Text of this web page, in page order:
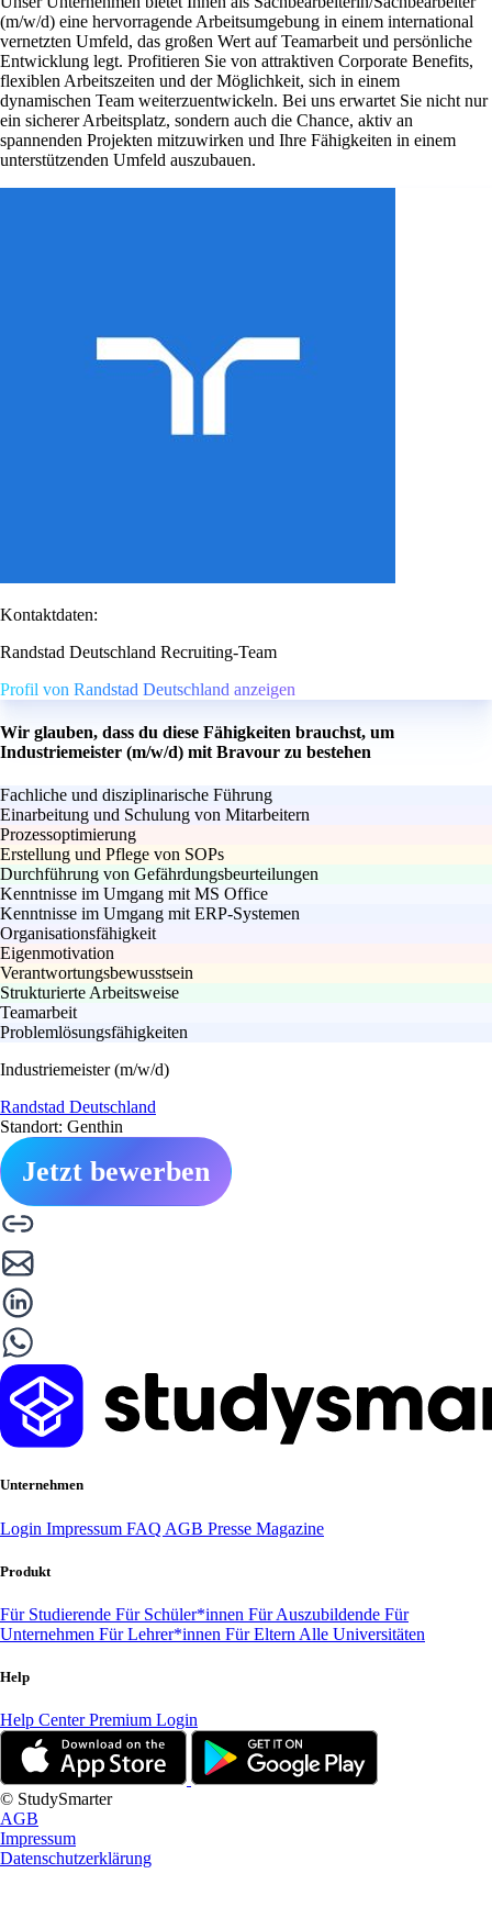
(m/w/d) eine hervorragende Arbeitsumgebung in einem international
vernetzten Umfeld, das großen Wert auf Teamarbeit und persönliche
Entwicklung legt. Profitieren Sie von attraktiven Corporate Benefits,
flexiblen Arbeitszeiten und der Möglichkeit, sich in einem
dynamischen Team weiterzuentwickeln. Bei uns erwartet Sie nicht nur
ein sicherer Arbeitsplatz, sondern auch die Chance, aktiv an
spannenden Projekten mitzuwirken und Ihre Fähigkeiten in einem
unterstützenden Umfeld auszubauen.
Kontaktdaten:
Randstad Deutschland Recruiting-Team
Profil von Randstad Deutschland anzeigen
Wir glauben, dass du diese Fähigkeiten brauchst, um
Industriemeister (m/w/d) mit Bravour zu bestehen
Fachliche und disziplinarische Führung
Einarbeitung und Schulung von Mitarbeitern
Prozessoptimierung
Erstellung und Pflege von SOPs
Durchführung von Gefährdungsbeurteilungen
Kenntnisse im Umgang mit MS Office
Kenntnisse im Umgang mit ERP-Systemen
Organisationsfähigkeit
Eigenmotivation
Verantwortungsbewusstsein
Strukturierte Arbeitsweise
Teamarbeit
Problemlösungsfähigkeiten
Industriemeister (m/w/d)
Randstad Deutschland
Standort: Genthin
Jetzt bewerben
Unternehmen
Login Impressum FAQ AGB Presse Magazine
Produkt
Für Studierende Für Schüler*innen Für Auszubildende Für
Unternehmen Für Lehrer*innen Für Eltern Alle Universitäten
Help
Help CenterPremium Login
© StudySmarter
AGB
Impressum
Datenschutzerklärung